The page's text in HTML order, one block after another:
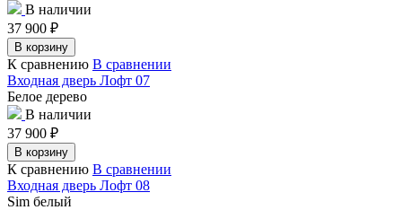
В наличии
37 900 ₽
В корзину
К сравнению В сравнении
Входная дверь Лофт 07
Белое дерево
В наличии
37 900 ₽
В корзину
К сравнению В сравнении
Входная дверь Лофт 08
Sim белый